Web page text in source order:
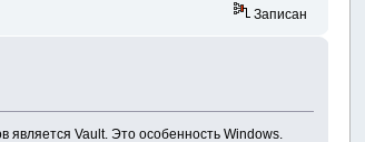
Записан
является Vault. Это особенность Windows.